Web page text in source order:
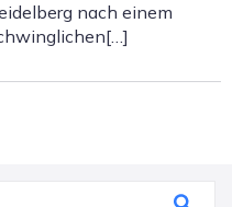
nach einem